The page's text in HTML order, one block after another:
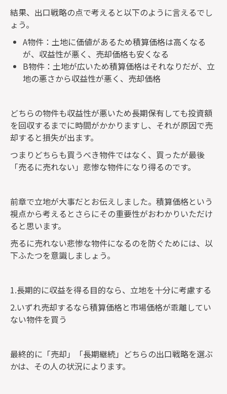
結果、出口戦略の点で考えると以下のように言えるでし
ょう。
A物件：土地に価値があるため積算価格は高くなる
が、収益性が悪く、売却価格も安くなる
B物件：土地が広いため積算価格はそれなりだが、立
地の悪さから収益性が悪く、売却価格
どちらの物件も収益性が悪いため長期保有しても投資額
を回収するまでに時間がかかりますし、それが原因で売
却すると損失が出ます。
つまりどちらも買うべき物件ではなく、買ったが最後
「売るに売れない」悲惨な物件になり得るのです。
前章で立地が大事だとお伝えしました。積算価格という
視点から考えるとさらにその重要性がおわかりいただけ
ると思います。
売るに売れない悲惨な物件になるのを防ぐためには、以
下ふたつを意識しましょう。
1.長期的に収益を得る目的なら、立地を十分に考慮する
2.いずれ売却するなら積算価格と市場価格が乖離してい
ない物件を買う
最終的に「売却」「長期継続」どちらの出口戦略を選ぶ
かは、その人の状況によります。